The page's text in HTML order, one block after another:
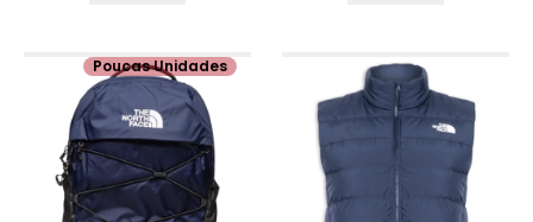
Poucas Unidades